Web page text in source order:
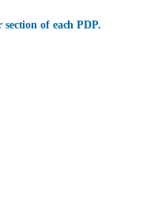
of each PDP.